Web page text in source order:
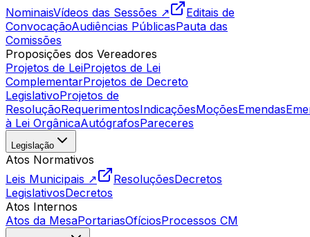
NominaisVídeos das Sessões ↗
Editais de
ConvocaçãoAudiências PúblicasPauta das
Comissões
Proposições dos Vereadores
Projetos de LeiProjetos de Lei
ComplementarProjetos de Decreto
LegislativoProjetos de
ResoluçãoRequerimentosIndicaçõesMoçõesEmendas
à Lei OrgânicaAutógrafosPareceres
Legislação
Atos Normativos
Leis Municipais ↗
ResoluçõesDecretos
LegislativosDecretos
Atos Internos
Atos da MesaPortariasOfíciosProcessos CM